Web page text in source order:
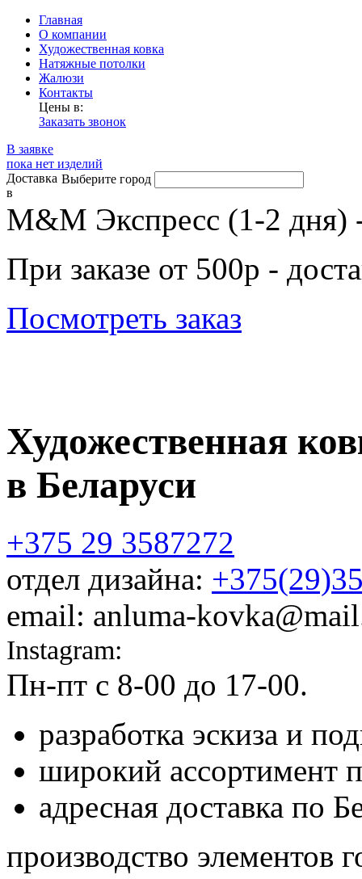
Главная
О компании
Художественная ковка
Натяжные потолки
Жалюзи
Контакты
Цены в:
Заказать звонок
В заявке
пока нет изделий
Доставка
в
Выберите город
М&М Экспресс (1-2 дня)
При заказе от 500р -
Посмотреть заказ
Художественная
в Беларуси
+375 29 3587272
отдел дизайна:
email: anluma-
Instagram:
Пн-пт c 8-00 до 17-00.
разработка эскиза и
широкий ассортимент
адресная доставка по
производство элементов